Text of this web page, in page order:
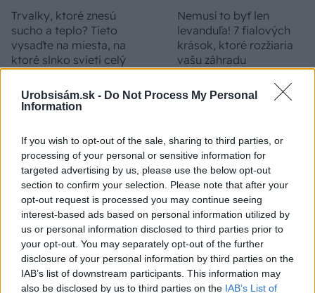
Urobsisám.sk - Do Not Process My Personal
Information
If you wish to opt-out of the sale, sharing to third parties, or
processing of your personal or sensitive information for
targeted advertising by us, please use the below opt-out
section to confirm your selection. Please note that after your
opt-out request is processed you may continue seeing
interest-based ads based on personal information utilized by
us or personal information disclosed to third parties prior to
your opt-out. You may separately opt-out of the further
disclosure of your personal information by third parties on the
IAB’s list of downstream participants. This information may
also be disclosed by us to third parties on the IAB’s List of
Trvalky, ktoré znesú
sucho a teplo? Tieto
vysaďte na miesta, na
ktoré slnko svieti celý
Nemusí to byť len
levanduľa! 7 fialových
krások, ktoré rozžiaria
vašu záhradu
Môže aspirín zachrániť
ochabnuté izbové
rastliny? Pravda vás
možno prekvapí
Júlový reštart uhoriek
nakladačiek: Ako ich
podporiť k druhej vlne
kvitnutia?